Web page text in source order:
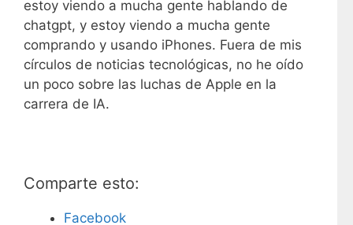
estoy viendo a mucha gente hablando de
chatgpt, y estoy viendo a mucha gente
comprando y usando iPhones. Fuera de mis
círculos de noticias tecnológicas, no he oído
un poco sobre las luchas de Apple en la
carrera de IA.
Comparte esto:
Facebook